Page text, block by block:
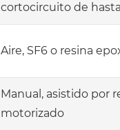
cortocircuito de
Aire, SF6 o resina
Manual, asistido por
motorizado